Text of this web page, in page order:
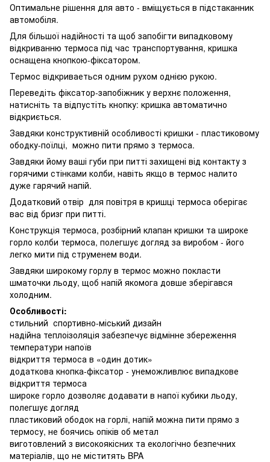
Оптимальне рішення для авто - вміщується в підстаканник
автомобіля.
Для більшої надійності та щоб запобігти випадковому
відкриванню термоса під час транспортування, кришка
оснащена кнопкою-фіксатором.
Термос відкриваеться одним рухом однією рукою.
Переведіть фіксатор-запобіжник у верхнє положення,
натисніть та відпустіть кнопку: кришка автоматично
відкриється.
Завдяки конструктивній особливості кришки - пластиковому
ободку-поїлці, можно пити прямо з термоса.
Завдяки йому ваші губи при питті захищені від контакту з
горячими стінками колби, навіть якщо в термос налито
дуже гарячий напій.
Додатковий отвір для повітря в кришці термоса оберігає
вас від бризг при питті.
Конструкція термоса, розбірний клапан кришки та широке
горло колби термоса, полегшує догляд за виробом - його
легко мити під струменем води.
Завдяки широкому горлу в термос можно покласти
шматочки льоду, щоб напій якомога довше зберігався
холодним.
Особливості:
стильний спортивно-міський дизайн
надійна теплоізоляція забезпечує відмінне збереження
температури напоїв
відкриття термоса в «один дотик»
додаткова кнопка-фіксатор - унеможливлює випадкове
відкриття термоса
широке горло дозволяє додавати в напої кубики льоду,
полегшує догляд
пластиковий ободок на горлі, напій можна пити прямо з
термосу, не боячись опіків об метал
виготовлений з високоякісних та екологічно безпечних
матеріалів, що не міститять BPA